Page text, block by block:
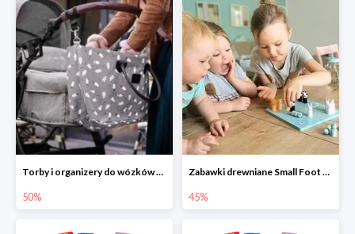
Torby i organizery do wózków w Smyku do -50%
50%
Zabawki drewniane Small Foot do -45%
45%